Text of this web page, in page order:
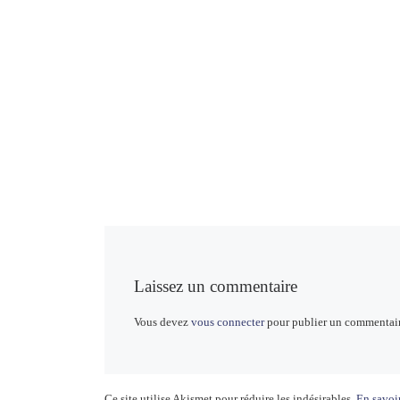
Laissez un commentaire
Vous devez vous connecterpour publier un